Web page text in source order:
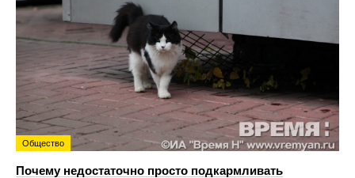
Общество
Почему недостаточно просто подкармливать